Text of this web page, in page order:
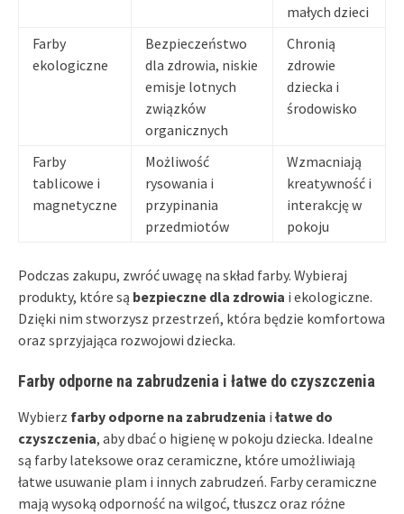
małych dzieci
Farby
ekologiczne
Bezpieczeństwo
dla zdrowia, niskie
emisje lotnych
związków
organicznych
Chronią
zdrowie
dziecka i
środowisko
Farby
tablicowe i
magnetyczne
Możliwość
rysowania i
przypinania
przedmiotów
Wzmacniają
kreatywność i
interakcję w
pokoju
Podczas zakupu, zwróć uwagę na skład farby. Wybieraj
produkty, które są bezpieczne dla zdrowia i ekologiczne.
Dzięki nim stworzysz przestrzeń, która będzie komfortowa
oraz sprzyjająca rozwojowi dziecka.
Farby odporne na zabrudzenia i łatwe do czyszczenia
Wybierz farby odporne na zabrudzenia i łatwe do
czyszczenia, aby dbać o higienę w pokoju dziecka. Idealne
są farby lateksowe oraz ceramiczne, które umożliwiają
łatwe usuwanie plam i innych zabrudzeń. Farby ceramiczne
mają wysoką odporność na wilgoć, tłuszcz oraz różne